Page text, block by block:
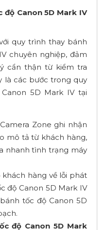
Canon 5D Mark IV
quy trình thay bánh
chuyên nghiệp, đảm
cẩn thận từ kiểm tra
là các bước trong quy
5D Mark IV tại
Camera Zone ghi nhận
mô tả từ khách hàng,
nhanh tình trạng máy
hàng về lỗi phát
độ Canon 5D Mark IV
tốc độ Canon 5D
độ Canon 5D Mark